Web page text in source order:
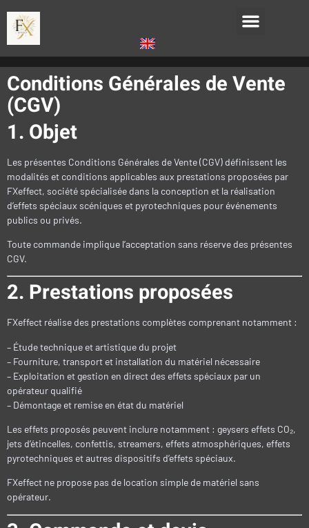
Conditions Générales de Vente
(CGV)
1. Objet
Les présentes Conditions Générales de Vente (CGV) définissent les
modalités et conditions applicables aux prestations proposées par
FXeffect, société spécialisée dans la conception et la réalisation
d’effets spéciaux scéniques et pyrotechniques pour événements
publics ou privés.
Toute commande implique l’acceptation sans réserve des présentes
CGV.
2. Prestations proposées
FXeffect réalise des prestations complètes comprenant notamment :
– Étude technique et artistique du projet
– Fourniture, transport et installation du matériel nécessaire
– Exploitation et gestion en direct des effets spéciaux par un
opérateur qualifié
– Démontage et remise en état du matériel
Les effets proposés peuvent inclure notamment : geysers effets CO₂,
jets d’étincelles, confettis, streamers, effets atmosphériques, effets
pyrotechniques et autres dispositifs d’effets spéciaux.
FXeffect ne propose pas de location simple de matériel sans
opérateur.